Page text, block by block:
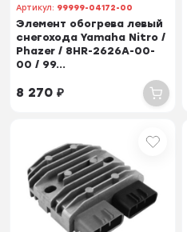
Артикул: 99999-04172-00
Элемент обогрева левый
снегохода Yamaha Nitro /
Phazer / 8HR-2626A-00-
00 / 99...
8 270₽